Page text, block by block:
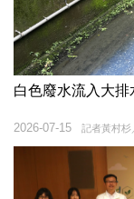
白色廢水流入大
記者黃村杉
2026-07-15